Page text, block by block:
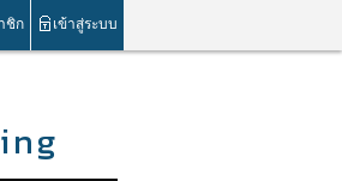
ชิก เข้าสู่ระบบ